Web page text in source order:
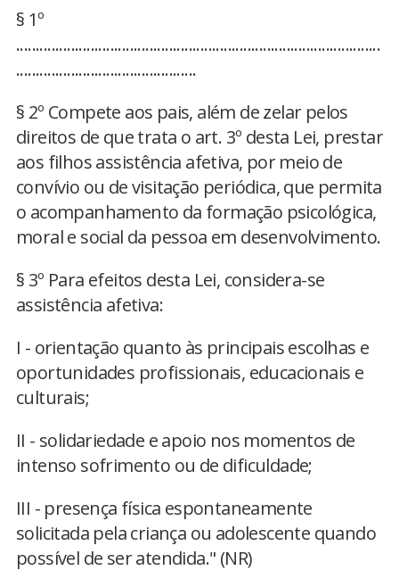
§ 1º
.............................................................................................
..............................................
§ 2º Compete aos pais, além de zelar pelos
direitos de que trata o art. 3º desta Lei, prestar
aos filhos assistência afetiva, por meio de
convívio ou de visitação periódica, que permita
o acompanhamento da formação psicológica,
moral e social da pessoa em desenvolvimento.
§ 3º Para efeitos desta Lei, considera-se
assistência afetiva:
I - orientação quanto às principais escolhas e
oportunidades profissionais, educacionais e
culturais;
II - solidariedade e apoio nos momentos de
intenso sofrimento ou de dificuldade;
III - presença física espontaneamente
solicitada pela criança ou adolescente quando
possível de ser atendida." (NR)